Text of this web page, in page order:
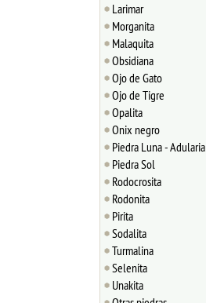
Larimar
Morganita
Malaquita
Obsidiana
Ojo de Gato
Ojo de Tigre
Opalita
Onix negro
Piedra Luna - Adularia
Piedra Sol
Rodocrosita
Rodonita
Pirita
Sodalita
Turmalina
Selenita
Unakita